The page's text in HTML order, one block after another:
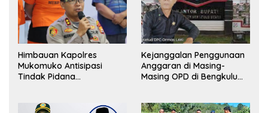
Himbauan Kapolres
Mukomuko Antisipasi
Tindak Pidana
Kejanggalan Penggunaan
Anggaran di Masing-
Masing OPD di Bengkulu